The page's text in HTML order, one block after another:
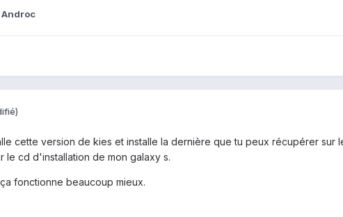
Androc
cette version de kies et installe la dernière que tu peux récupérer sur
le cd d'installation de mon galaxy s.
fonctionne beaucoup mieux.